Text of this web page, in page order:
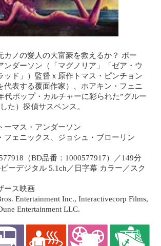
カノの愛人の大富豪を救えるか？ ポー
ンダーソン（「マグノリア」「ゼア・ウ
ッド」）監督ｘ原作トマス・ピンチョン
代表する覆面作家）、ホアキン・フェニ
代ポップ・カルチャーに彩られた”グルー
た）探偵サスペンス。
ーマス・アンダーソン
フェニックス、ジョシュ・ブローリン
（BD品番：1000577917）／149分
ーデジタル 5.1ch／日字幕 カラー／スク
ース映画
Entertainment Inc., Interactivecorp Films,
Entertainment LLC.